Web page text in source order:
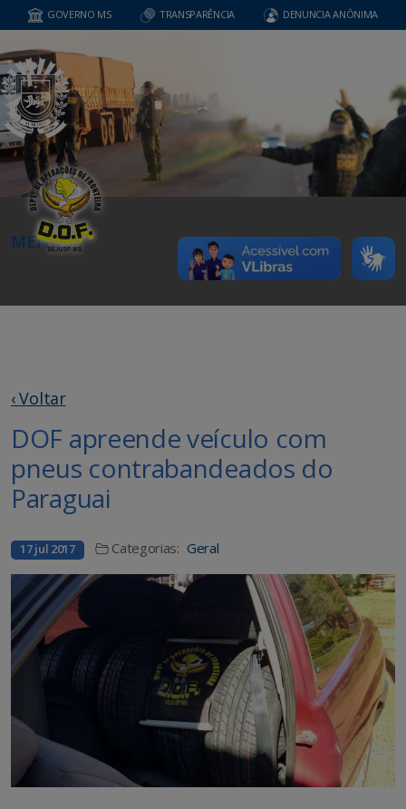
GOVERNO MS TRANSPARÊNCIA DENUNCIA ANÔNIMA
MENU
‹ Voltar
DOF apreende veículo com
pneus contrabandeados do
Paraguai
17 jul 2017 Categorias: Geral